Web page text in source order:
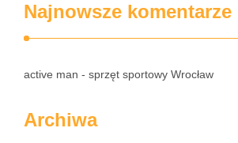
Najnowsze komentarze
active man - sprzęt sportowy Wrocław
Archiwa